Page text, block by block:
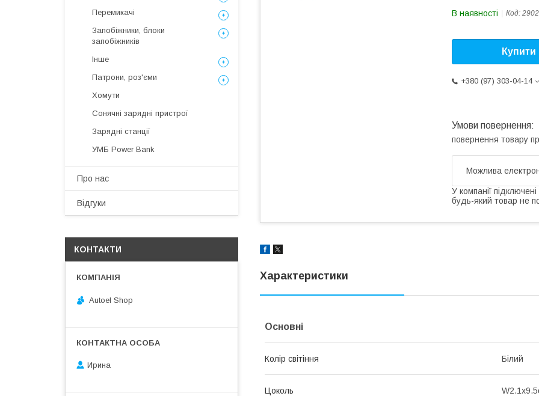
В наявності Код:
Купити
+380 (97) 303-04-14
повернення товару
У компанії
будь-який товар не
Характеристики
Основні
Колір світіння Білий
Цоколь
Перемикачі
Запобіжники, блоки
запобіжників
Інше
Патрони, роз'єми
Хомути
Сонячні зарядні пристрої
Зарядні станції
УМБ Power Bank
Про нас
Відгуки
КОНТАКТИ
Autoel Shop
Ирина